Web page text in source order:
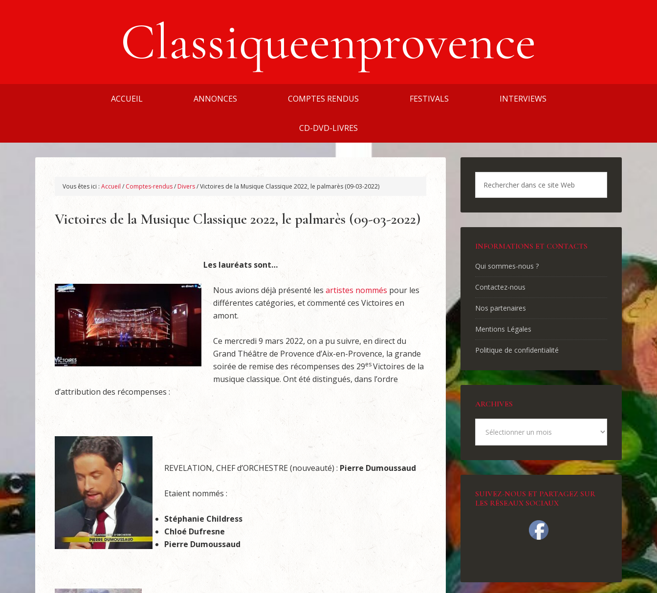
Classiqueenprovence
ACCUEIL ANNONCES COMPTES RENDUS FESTIVALS INTERVIEWS
CD-DVD-LIVRES
Vous êtes ici : Accueil / Comptes-rendus/ Divers/Victoires de la Musique Classique 2022, le palmarès (09-03-2022)
Victoires de la Musique Classique 2022, le palmarès (09-03-2022)
Les lauréats sont…
Nous avions déjà présenté les artistes nommés pour les
différentes catégories, et commenté ces Victoires en
amont.
Ce mercredi 9 mars 2022, on a pu suivre, en direct du
Grand Théâtre de Provence d’Aix-en-Provence, la grande
soirée de remise des récompenses des 29esVictoires de la
musique classique. Ont été distingués, dans l’ordre
d’attribution des récompenses :
REVELATION, CHEF d’ORCHESTRE (nouveauté) : Pierre Dumoussaud
Etaient nommés :
Stéphanie Childress
Chloé Dufresne
Pierre Dumoussaud
INFORMATIONS ET CONTACTS
Qui sommes-nous ?
Contactez-nous
Nos partenaires
Mentions Légales
Politique de confidentialité
ARCHIVES
SUIVEZ-NOUS ET PARTAGEZ SUR
LES RÉSEAUX SOCIAUX